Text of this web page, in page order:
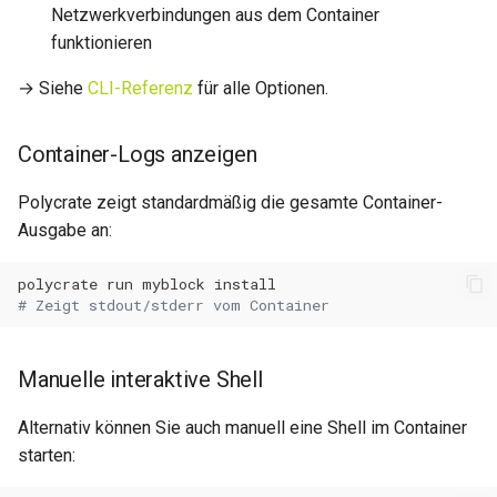
Netzwerkverbindungen aus dem Container
funktionieren
→ Siehe CLI-Referenz für alle Optionen.
Container-Logs anzeigen
Polycrate zeigt standardmäßig die gesamte Container-
Ausgabe an:
polycrate run myblock
# Zeigt stdout/stderr vom Container
Manuelle interaktive Shell
Alternativ können Sie auch manuell eine Shell im Container
starten: